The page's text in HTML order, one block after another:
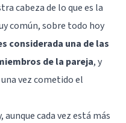
cabeza de lo que es la
común, sobre todo hoy
considerada una de las
de la pareja, y
vez cometido el
cada vez está más